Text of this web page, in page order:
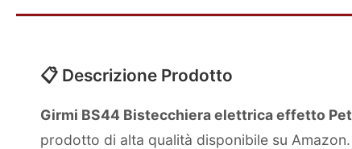
📋 Descrizione Prodotto
Girmi BS44 Bistecchiera elettrica effetto
prodotto di alta qualità disponibile su Amazon.